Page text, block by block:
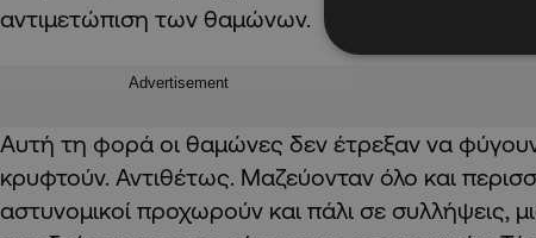
αντιμετώπιση των θαμώνων.
Advertisement
Αυτή τη φορά οι θαμώνες δεν έτρεξαν να
κρυφτούν. Αντιθέτως. Μαζεύονταν όλο και
αστυνομικοί προχωρούν και πάλι σε συλλήψεις,